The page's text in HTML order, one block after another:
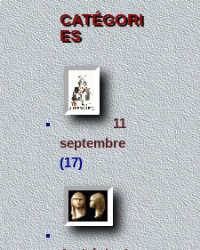
CATÉGORI
ES
11
septembre
(17)